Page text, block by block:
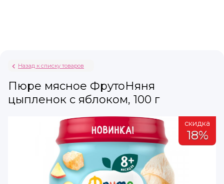
Назад к списку товаров
Пюре мясное ФрутоНяня
цыпленок с яблоком, 100 г
скидка
18%